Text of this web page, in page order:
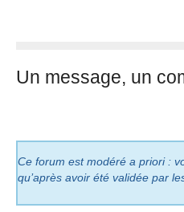
Un message, un
Ce forum est modéré a priori :
qu’après avoir été validée par